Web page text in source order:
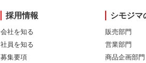
採用情報
会社を知る
社員を知る
募集要項
シモジマ
販売部門
営業部門
商品企画部門